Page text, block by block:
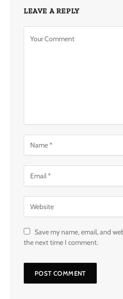
LEAVE A REPLY
Save my name, email, and
the next time I comment.